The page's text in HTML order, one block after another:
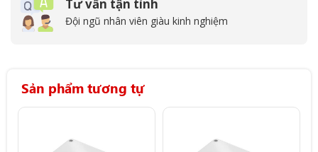
Tư vấn tận tình
Đội ngũ nhân viên giàu kinh nghiệm
Sản phẩm tương tự